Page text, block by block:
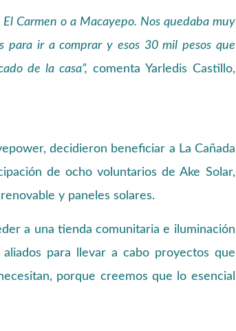
Carmen o a Macayepo. Nos quedaba muy
para ir a comprar y esos 30 mil pesos que
de la casa”, comenta Yarledis Castillo,
decidieron beneficiar a La Cañada
de ocho voluntarios de Ake Solar,
y paneles solares.
a una tienda comunitaria e iluminación
para llevar a cabo proyectos que
porque creemos que lo esencial